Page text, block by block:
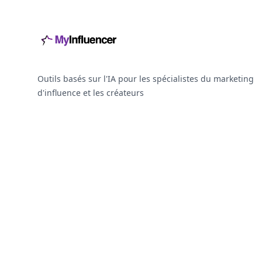
Outils basés sur l'IA pour les spécialistes du marketing
d'influence et les créateurs